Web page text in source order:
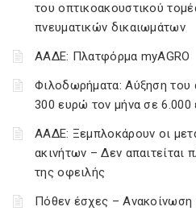
του οπτικοακουστικού
πνευματικών δικαιωμάτων
ΑΑΔΕ: Πλατφόρμα myAGRO
Φιλοδωρήματα: Αύξηση του
300 ευρώ τον μήνα σε
ΑΑΔΕ: Ξεμπλοκάρουν οι
ακινήτων – Δεν απαιτείται
της οφειλής
Πόθεν έσχες – Ανακοίνωση